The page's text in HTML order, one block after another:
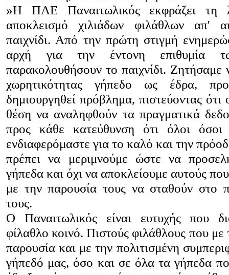
»Η ΠΑΕ Παναιτωλικός εκφράζει τη
αποκλεισμό χιλιάδων φιλάθλων απ'
παιχνίδι. Από την πρώτη στιγμή
αρχή για την έντονη επιθυμία
παρακολουθήσουν το παιχνίδι. Ζητήσαμε
χωρητικότητας γήπεδο ως έδρα,
δημιουργηθεί πρόβλημα, πιστεύοντας ότι
θέση να αναληφθούν τα πραγματικά
προς κάθε κατεύθυνση ότι όλοι όσοι
ενδιαφερόμαστε για το καλό και την
πρέπει να μεριμνούμε ώστε να
γήπεδα και όχι να αποκλείουμε αυτούς
με την παρουσία τους να σταθούν στο
τους.
Ο Παναιτωλικός είναι ευτυχής που
φίλαθλο κοινό. Πιστούς φιλάθλους που με
παρουσία και με την πολιτισμένη
γήπεδό μας, όσο και σε όλα τα γήπεδα